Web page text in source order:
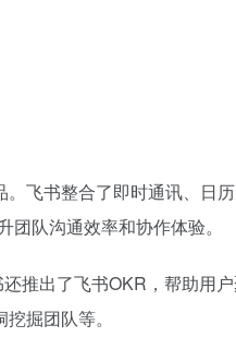
飞书整合了即时通讯、日
队沟通效率和协作体验。
出了飞书OKR，帮助用户
掘团队等。